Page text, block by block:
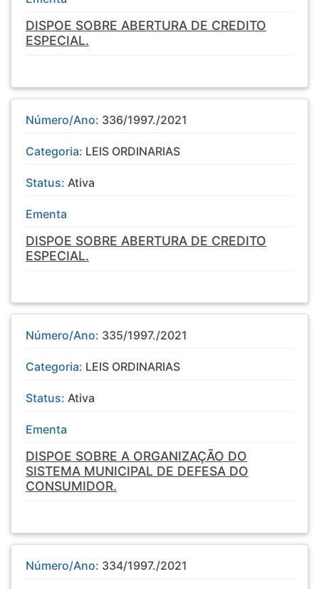
DISPOE SOBRE ABERTURA DE CREDITO
ESPECIAL.
Número/Ano: 336/1997./2021
Categoria: LEIS ORDINARIAS
Status: Ativa
Ementa
DISPOE SOBRE ABERTURA DE CREDITO
ESPECIAL.
Número/Ano: 335/1997./2021
Categoria: LEIS ORDINARIAS
Status: Ativa
Ementa
DISPOE SOBRE A ORGANIZAÇÃO DO
SISTEMA MUNICIPAL DE DEFESA DO
CONSUMIDOR.
Número/Ano: 334/1997./2021